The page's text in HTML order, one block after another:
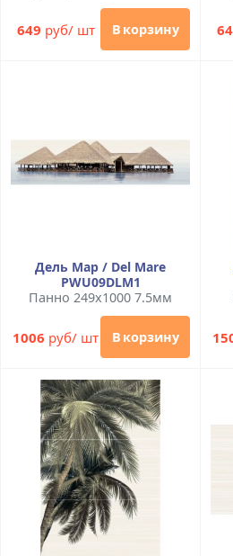
649 руб/ шт В корзину
Дель Мар / Del Mare
PWU09DLM1
Панно 249x1000 7.5мм
1006 руб/ шт В корзину